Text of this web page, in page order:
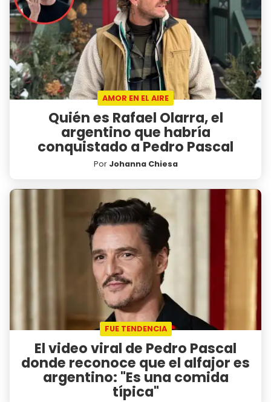
AMOR EN EL AIRE
Quién es Rafael Olarra, el
argentino que habría
conquistado a Pedro Pascal
Por Johanna Chiesa
FUE TENDENCIA
El video viral de Pedro Pascal
donde reconoce que el alfajor es
argentino: "Es una comida
típica"